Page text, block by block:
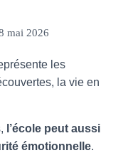
mai 2026
les
la vie en
l’école peut aussi
émotionnelle.